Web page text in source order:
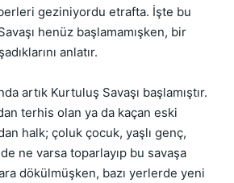
geziniyordu etrafta. İşte bu
henüz başlamamışken, bir
anlatır.
artık Kurtuluş Savaşı başlamıştır.
terhis olan ya da kaçan eski
halk; çoluk çocuk, yaşlı genç,
ne varsa toparlayıp bu savaşa
dökülmüşken, bazı yerlerde yeni